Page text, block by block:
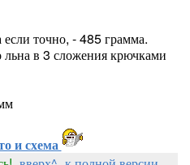
точно, - 485 грамма.
льна в 3 сложения крючками
и схема